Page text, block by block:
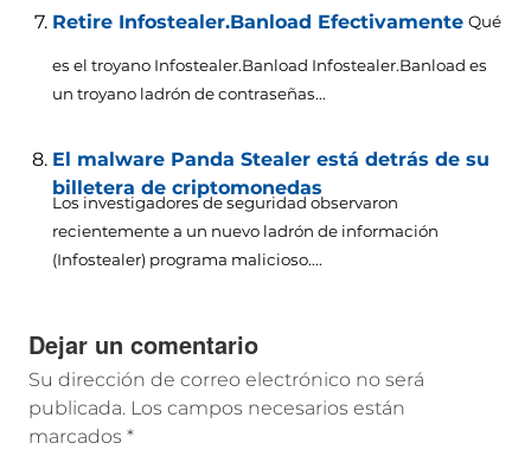
Retire Infostealer.Banload Efectivamente Qué
es el troyano Infostealer.Banload Infostealer.Banload es
un troyano ladrón de contraseñas...
El malware Panda Stealer está detrás de su
billetera de criptomonedas
Los investigadores de seguridad observaron
recientemente a un nuevo ladrón de información
(Infostealer) programa malicioso....
Dejar un comentario
Su dirección de correo electrónico no será
publicada. Los campos necesarios están
marcados *